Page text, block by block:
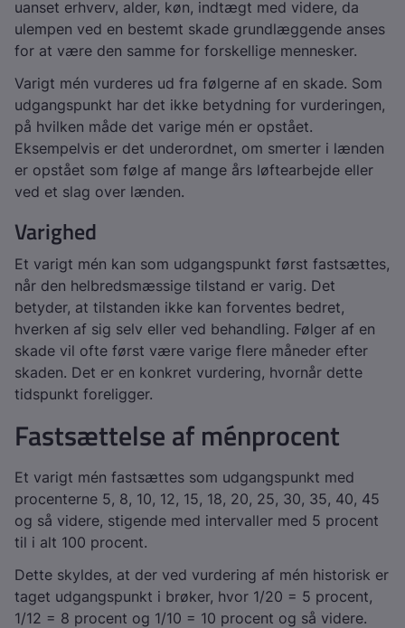
uanset erhverv, alder, køn, indtægt med videre, da
ulempen ved en bestemt skade grundlæggende anses
for at være den samme for forskellige mennesker.
Varigt mén vurderes ud fra følgerne af en skade. Som
udgangspunkt har det ikke betydning for vurderingen,
på hvilken måde det varige mén er opstået.
Eksempelvis er det underordnet, om smerter i lænden
er opstået som følge af mange års løftearbejde eller
ved et slag over lænden.
Varighed
Et varigt mén kan som udgangspunkt først fastsættes,
når den helbredsmæssige tilstand er varig. Det
betyder, at tilstanden ikke kan forventes bedret,
hverken af sig selv eller ved behandling. Følger af en
skade vil ofte først være varige flere måneder efter
skaden. Det er en konkret vurdering, hvornår dette
tidspunkt foreligger.
Fastsættelse af ménprocent
Et varigt mén fastsættes som udgangspunkt med
procenterne 5, 8, 10, 12, 15, 18, 20, 25, 30, 35, 40, 45
og så videre, stigende med intervaller med 5 procent
til i alt 100 procent.
Dette skyldes, at der ved vurdering af mén historisk er
taget udgangspunkt i brøker, hvor 1/20 = 5 procent,
1/12 = 8 procent og 1/10 = 10 procent og så videre.